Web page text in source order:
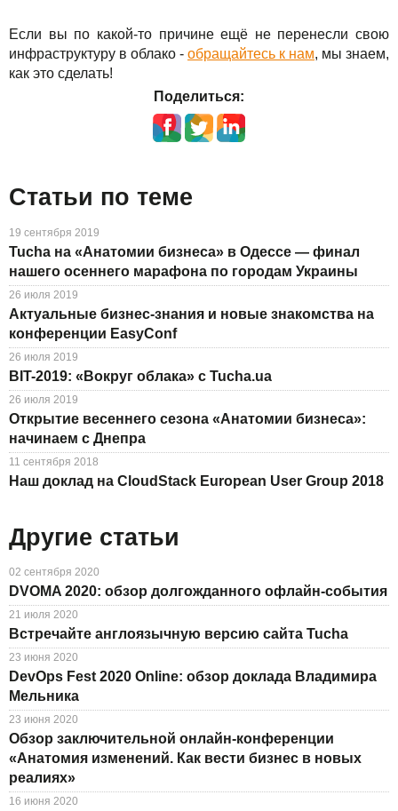
Если вы по какой-то причине ещё не перенесли свою
инфраструктуру в облако - обращайтесь к нам, мы знаем,
как это сделать!
Поделиться:
Статьи по теме
19 сентября 2019
Tucha на «Анатомии бизнеса» в Одессе — финал
нашего осеннего марафона по городам Украины
26 июля 2019
Актуальные бизнес-знания и новые знакомства на
конференции EasyConf
26 июля 2019
BIT-2019: «Вокруг облака» с Tucha.ua
26 июля 2019
Открытие весеннего сезона «Анатомии бизнеса»:
начинаем с Днепра
11 сентября 2018
Наш доклад на CloudStack European User Group 2018
Другие статьи
02 сентября 2020
DVOMA 2020: обзор долгожданного офлайн-события
21 июля 2020
Встречайте англоязычную версию сайта Tucha
23 июня 2020
DevOps Fest 2020 Online: обзор доклада Владимира
Мельника
23 июня 2020
Обзор заключительной онлайн-конференции
«Анатомия изменений. Как вести бизнес в новых
реалиях»
16 июня 2020